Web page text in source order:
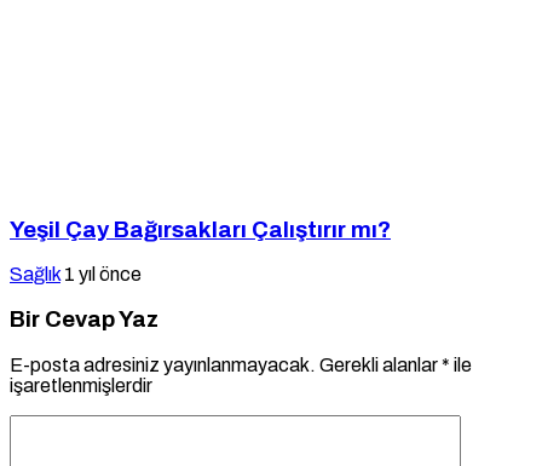
Yeşil Çay Bağırsakları Çalıştırır mı?
Sağlık 1 yıl önce
Bir Cevap Yaz
E-posta adresiniz yayınlanmayacak. Gerekli alanlar* ile
işaretlenmişlerdir